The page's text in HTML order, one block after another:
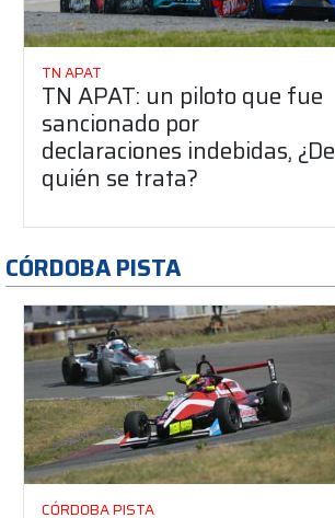
TN APAT
TN APAT: un piloto que fue
sancionado por
declaraciones indebidas, ¿De
quién se trata?
CÓRDOBA PISTA
CÓRDOBA PISTA